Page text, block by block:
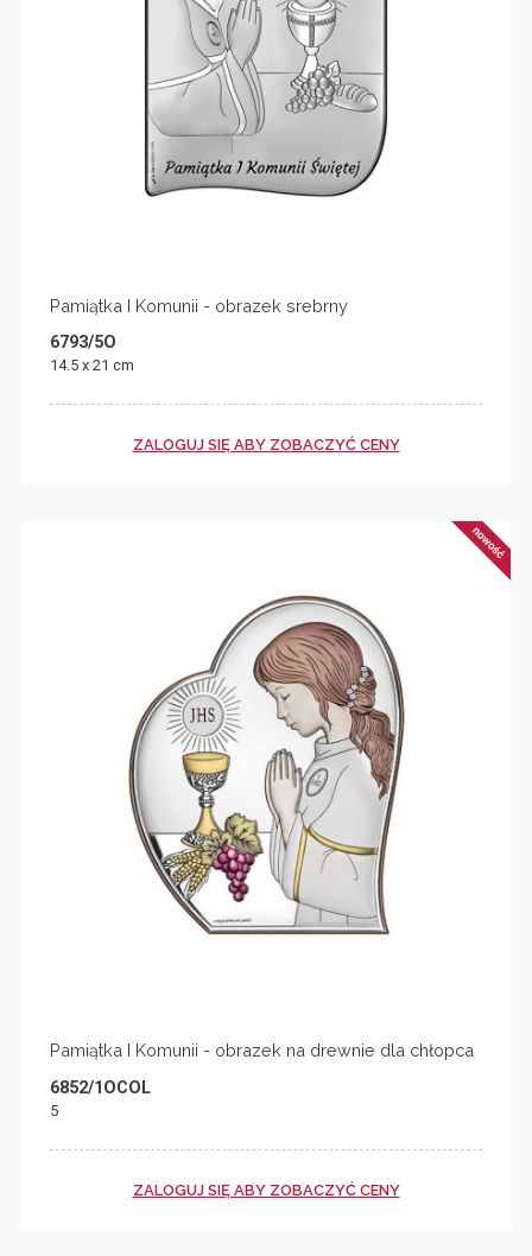
Pamiątka I Komunii - obrazek srebrny
6793/5O
14.5 x 21 cm
ZALOGUJ SIĘ ABY ZOBACZYĆ CENY
Pamiątka I Komunii - obrazek na drewnie dla chłopca
6852/1OCOL
5
ZALOGUJ SIĘ ABY ZOBACZYĆ CENY